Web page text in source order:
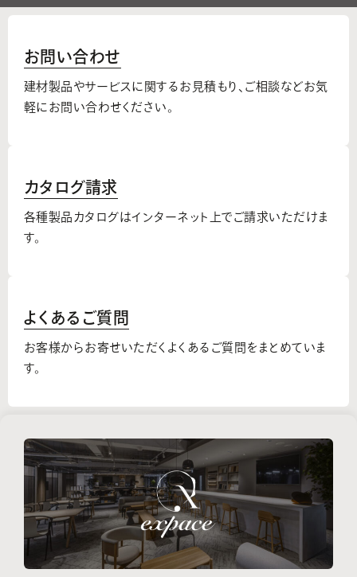
お問い合わせ
建材製品やサービスに関するお見積もり、 ご相談などお気
軽にお問い合わせください。
カタログ請求
各種製品カタログはインターネット上でご請求いただけま
す。
よくあるご質問
お客様からお寄せいただくよくあるご質問をまとめていま
す。